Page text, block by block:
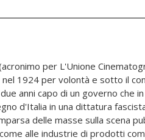
per L'Unione
nel 1924 per volontà e sotto il
anni capo di un governo che
d'Italia in una dittatura
delle masse sulla scena
alle industrie di prodotti
fotografia però ha raggiunto ormai
ne può sfruttare il potere
sono le sale
al cinema in verità gli
sentimentali o avventurosi di
essere introdotti da